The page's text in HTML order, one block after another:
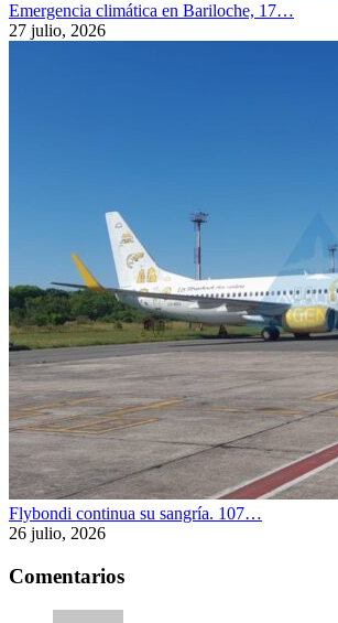
Emergencia climática en Bariloche, 17…
27 julio, 2026
Flybondi continua su sangría. 107…
26 julio, 2026
Comentarios